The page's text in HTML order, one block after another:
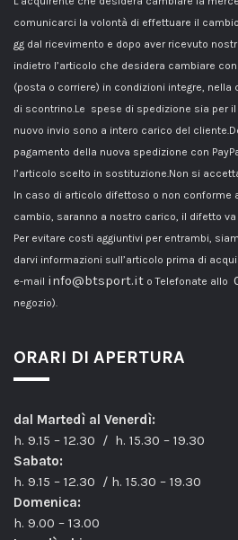
comunicarci la volontà di effettuare il
gg dal ricevimento e dopo aver ricevuto
indietro l’articolo che desidera cambiare
(posta o corriere) in condizioni integre, nella
di scontrino.Le spese di spedizione sia per
nuovo invio sono a intero carico del
pagamento della nuova spedizione con
l’articolo scelto in sostituzione.Non si
In caso di articolo difettoso o non conforme
cambio, saranno a nostro carico, il difetto
Per evitare costi aggiuntivi per entrambi,
darvi informazioni sull’articolo prima di
e-mail info@btsport.it o Telefonate allo
negozio).
ORARI DI APERTURA
dal Martedì al Venerdì:
h. 9.15 – 12.30 / h. 15.30 – 19.30
Sabato:
h. 9.15 – 12.30 / h. 15.30 – 19.30
Domenica:
h. 9.00 – 13.00